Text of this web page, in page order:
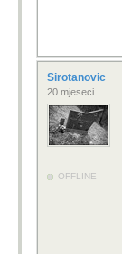
Sirotanovic
20 mjeseci
OFFLINE